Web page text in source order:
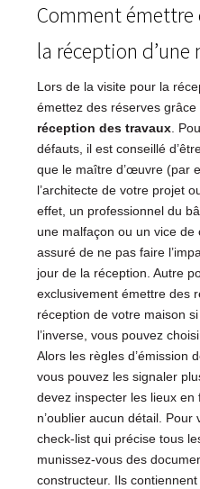
Comment émettre
la réception d’une
Lors de la visite pour la
émettez des réserves grâce
réception des travaux.
défauts, il est conseillé
que le maître d’œuvre (par
l’architecte de votre projet
effet, un professionnel du
une malfaçon ou un vice de
assuré de ne pas faire
jour de la réception. Autre
exclusivement émettre des
réception de votre maison
l’inverse, vous pouvez
Alors les règles d’émission
vous pouvez les signaler
devez inspecter les lieux en
n’oublier aucun détail. Pour
check-list qui précise tous
munissez-vous des
constructeur. Ils